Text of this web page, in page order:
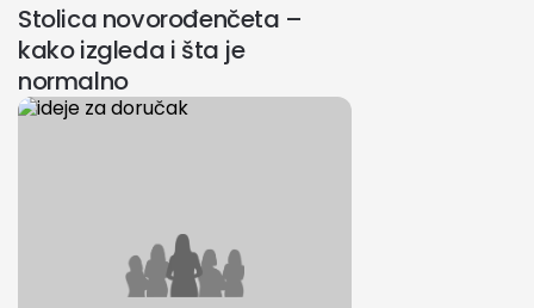
Stolica novorođenčeta –
kako izgleda i šta je
normalno